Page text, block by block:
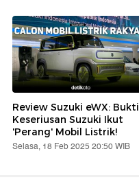
Review Suzuki eWX: Bukti
Keseriusan Suzuki Ikut
'Perang' Mobil Listrik!
Selasa, 18 Feb 2025 20:50 WIB